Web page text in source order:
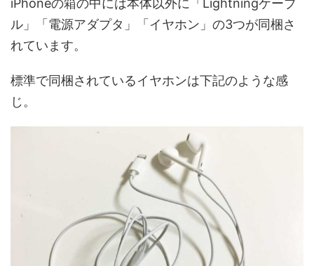
ル」「電源アダプタ」「イヤホン」の3つが同梱さ
れています。
標準で同梱されているイヤホンは下記のような感
じ。